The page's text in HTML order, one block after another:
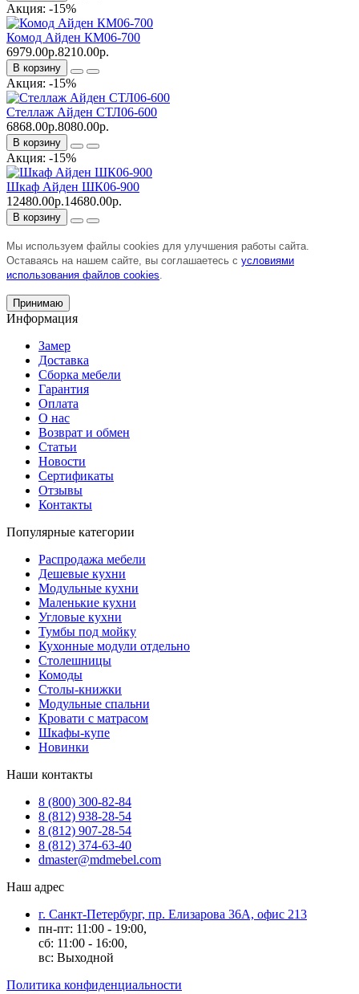
Акция: -15%
Комод Айден КМ06-700
6979.00р.8210.00р.
В корзину
Акция: -15%
Стеллаж Айден СТЛ06-600
6868.00р.8080.00р.
В корзину
Акция: -15%
Шкаф Айден ШК06-900
12480.00р.14680.00р.
В корзину
Мы используем файлы cookies для улучшения работы сайта.
Оставаясь на нашем сайте, вы соглашаетесь с условиями
использования файлов cookies
Принимаю
Информация
Замер
Доставка
Сборка мебели
Гарантия
Оплата
О нас
Возврат и обмен
Статьи
Новости
Сертификаты
Отзывы
Контакты
Популярные категории
Распродажа мебели
Дешевые кухни
Модульные кухни
Маленькие кухни
Угловые кухни
Тумбы под мойку
Кухонные модули отдельно
Столешницы
Комоды
Столы-книжки
Модульные спальни
Кровати с матрасом
Шкафы-купе
Новинки
Наши контакты
8 (800) 300-82-84
8 (812) 938-28-54
8 (812) 907-28-54
8 (812) 374-63-40
dmaster@mdmebel.com
Наш адрес
г. Санкт-Петербург, пр. Елизарова 36А, офис 213
пн-пт: 11:00 - 19:00,
сб: 11:00 - 16:00,
вс: Выходной
Политика конфиденциальности